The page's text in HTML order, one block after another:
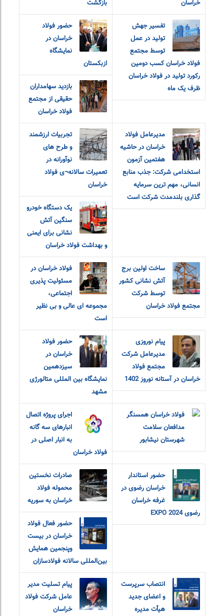
خراسان
بازگشت
تفسیر جهش
تولید در عمل
توسط مجتمع
فولاد خراسان کسب دومین
رکورد تولید در فولاد خراسان
ظرف یک ماه
حضور فولاد
خراسان در
نمایشگاه
ازبکستان
بازدید سهامداران
حقیقی از مجتمع
فولاد خراسان
مدیرعامل فولاد
خراسان در حاشیه
هفتمین آزمون
استخدامی شرکت: جذب منابع
انسانی، مهم ترین سرمایه
گذاری بلندمدت شرکت است
تجربیات ارزشمند
و طرح های
نوآورانه در
تعمیرات سالانه¬ی فولاد
خراسان
یک دستگاه خودرو
سنگین آتش
نشانی برای ایمنی
و بهداشت فولاد خراسان
ساخت اولین برج
آتش نشانی کشور
توسط شرکت
مجتمع فولاد خراسان
فولاد خراسان در
مسئولیت پذیری
اجتماعی،
مجموعه ای عالی و بی نظیر
است
پیام نوروزی
مدیرعامل شرکت
مجتمع فولاد
خراسان در آستانه نوروز 1402
حضور فولاد
خراسان در
سیزدهمین
نمایشگاه بین المللی متالورژی
مشهد
فولاد خراسان همسنگر
مدافعان سلامت
شهرستان نیشابور
اجرای پروژه اتصال
انبارهای سه گانه
به انبار اصلی در
فولاد خراسان
حضور استاندار
خراسان رضوی در
غرفه خراسان
رضوی EXPO 2024
صادرات نخستین
محموله فولاد
خراسان به سوریه
حضور فعال فولاد
خراسان در بیست
و‌پنجمین همایش
بین‌المللی سالانه فولادسازان
انتصاب سرپرست
و اعضای جدید
هیأت مدیره
پیام تسلیت مدیر
عامل شرکت فولاد
خراسان